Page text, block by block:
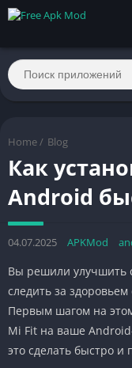
Home / Blog
Как
Android
04.07.2025 APKMod
Вы решили улучшить
следить за
Первым шагом на
Mi Fit на ваше
это сделать быстро и